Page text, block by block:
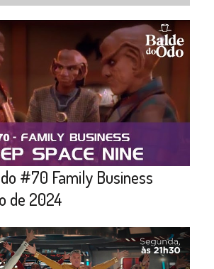
#70 Family Business
de 2024